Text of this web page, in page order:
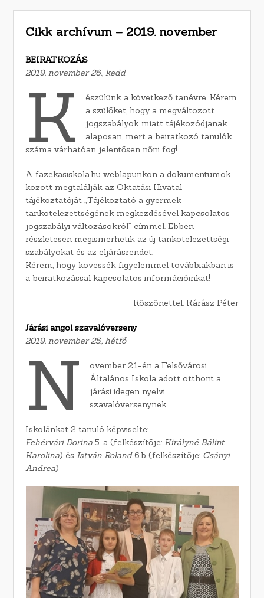
Cikk archívum – 2019. november
BEIRATKOZÁS
2019. november 26., kedd
K
észülünk a következő tanévre. Kérem
a szülőket, hogy a megváltozott
jogszabályok miatt tájékozódjanak
alaposan, mert a beiratkozó tanulók
száma várhatóan jelentősen nőni fog!
A fazekasiskola.hu weblapunkon a dokumentumok
között megtalálják az Oktatási Hivatal
tájékoztatóját „Tájékoztató a gyermek
tankötelezettségének megkezdésével kapcsolatos
jogszabályi változásokról” címmel. Ebben
részletesen megismerhetik az új tankötelezettségi
szabályokat és az eljárásrendet.
Kérem, hogy kövessék figyelemmel továbbiakban is
a beiratkozással kapcsolatos információinkat!
Köszönettel: Kárász Péter
Járási angol szavalóverseny
2019. november 25., hétfő
N
ovember 21-én a Felsővárosi
Általános Iskola adott otthont a
járási idegen nyelvi
szavalóversenynek.
Iskolánkat 2 tanuló képviselte:
Fehérvári Dorina 5. a (felkészítője:Királyné Bálint
Karolina) ésIstván Roland6.b (felkészítője: Csányi
Andrea)